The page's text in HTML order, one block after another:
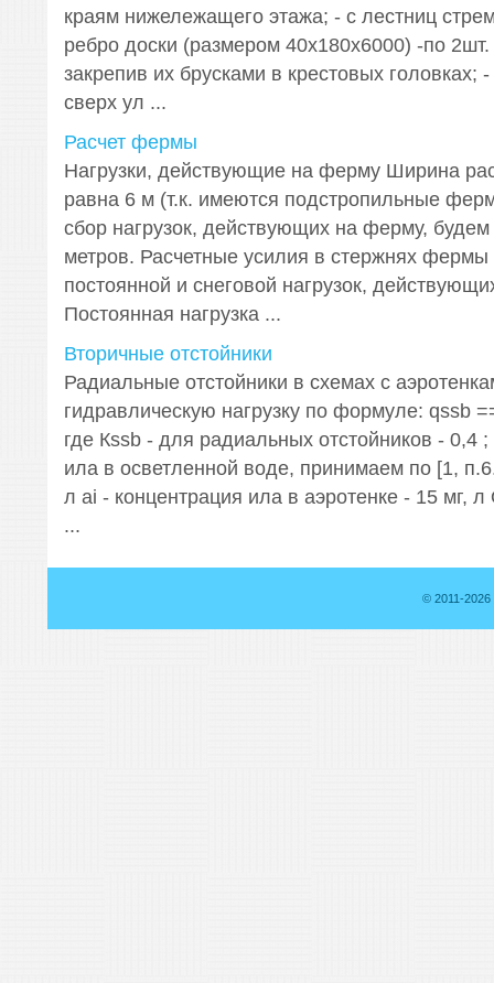
краям нижележащего этажа; - с лестниц
ребро доски (размером 40x180x6000) -по 2шт.
закрепив их брусками в крестовых головках;
сверх ул ...
Расчет фермы
Нагрузки, действующие на ферму Ширина
равна 6 м (т.к. имеются подстропильные
сбор нагрузок, действующих на ферму, будем
метров. Расчетные усилия в стержнях
постоянной и снеговой нагрузок,
Постоянная нагрузка ...
Вторичные отстойники
Радиальные отстойники в схемах с
гидравлическую нагрузку по формуле: qssb
где Кssb - для радиальных отстойников - 0,4
ила в осветленной воде, принимаем по [1,
л ai - концентрация ила в аэротенке - 15 мг,
...
© 2011-2026